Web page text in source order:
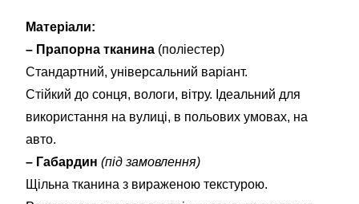
Матеріали:
– Прапорна тканина (поліестер)
Стандартний, універсальний варіант.
Стійкий до сонця, вологи, вітру. Ідеальний для
використання на вулиці, в польових умовах, на
авто.
– Габардин (під замовлення)
Щільна тканина з вираженою текстурою.